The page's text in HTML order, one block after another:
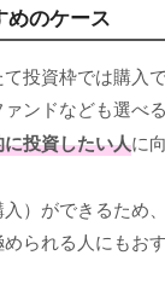
めのケース
投資枠では購入
ンドなども選べる
投資したい人に
）ができるため
られる人にもおす